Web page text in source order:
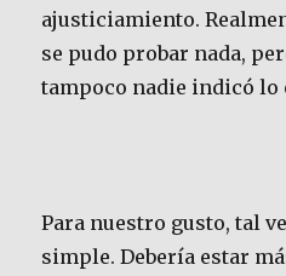
ajusticiamiento.
se pudo probar nada,
tampoco nadie indicó
Para nuestro gusto, tal
simple. Debería estar